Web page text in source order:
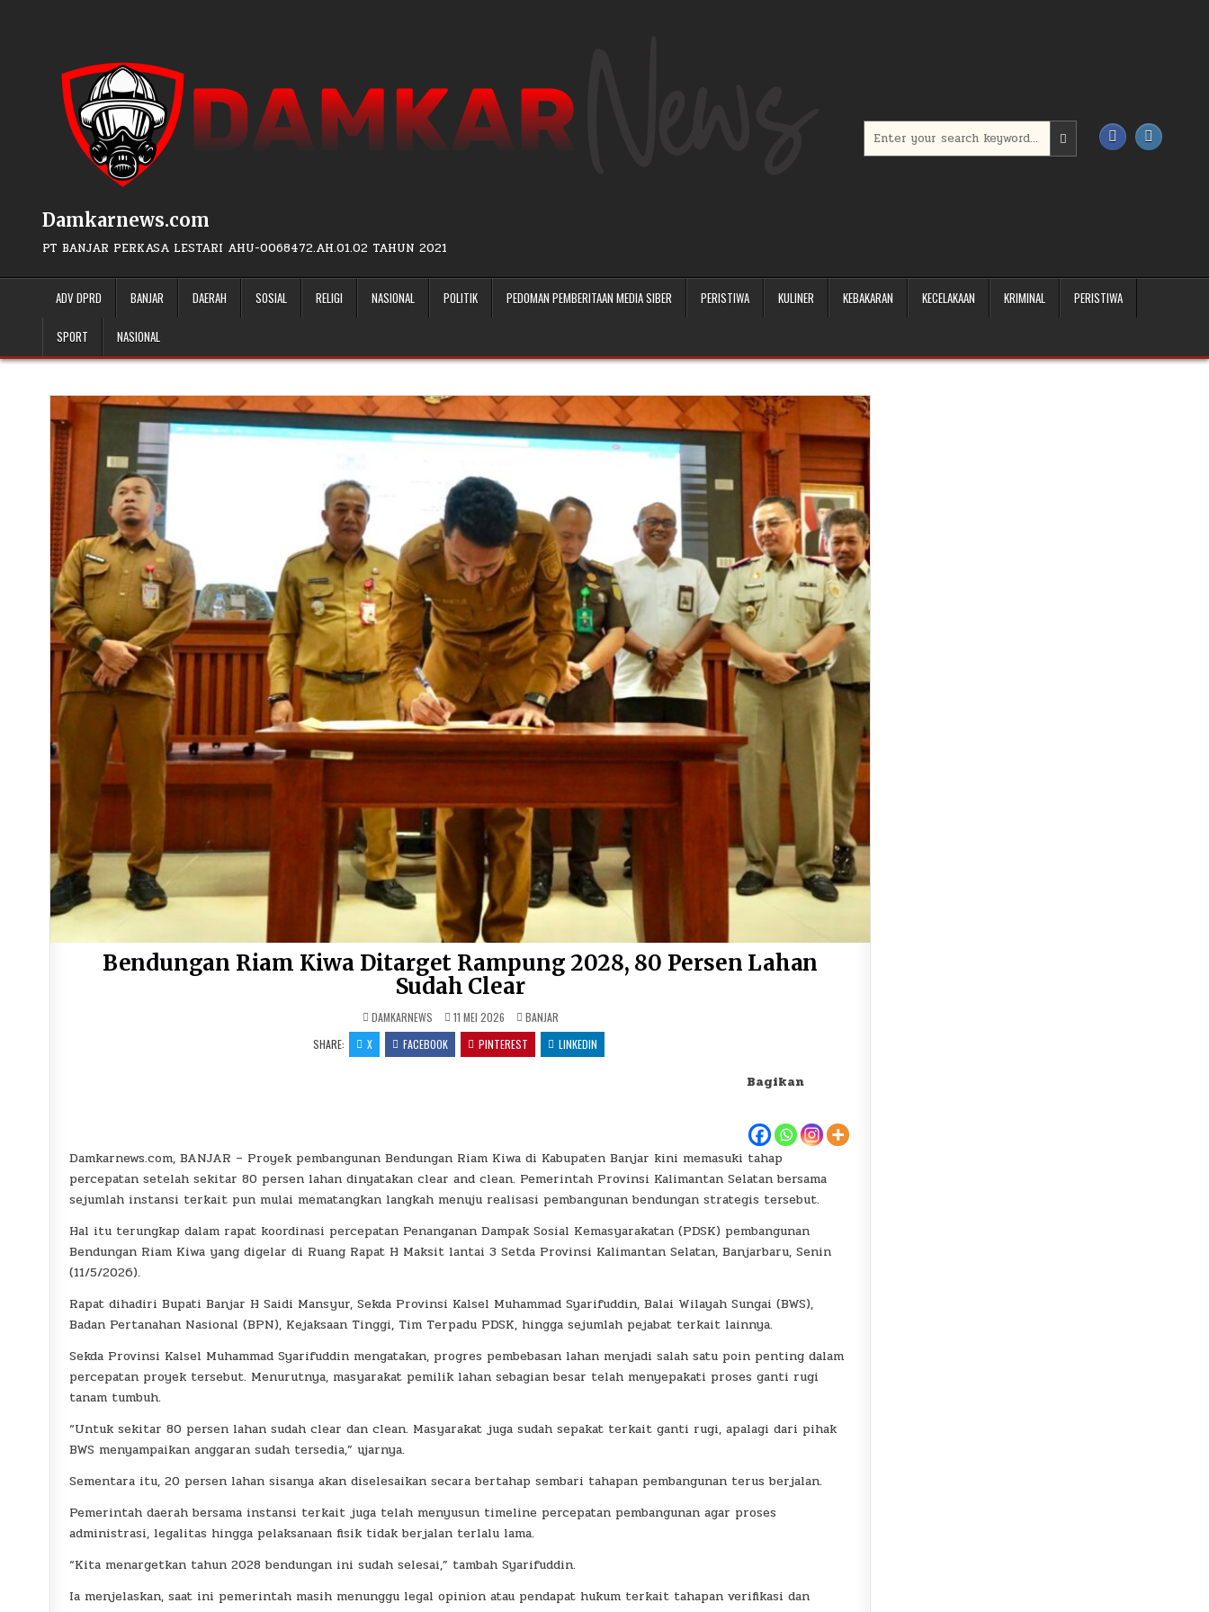
Damkarnews.com
PT BANJAR PERKASA LESTARI AHU-0068472.AH.01.02 TAHUN 2021
ADV DPRD BANJAR DAERAH SOSIAL RELIGI NASIONAL POLITIK PEDOMAN PEMBERITAAN MEDIA SIBER PERISTIWA KULINER KEBAKARAN KECELAKAAN KRIMINAL PERISTIWA
SPORT NASIONAL
Bendungan Riam Kiwa Ditarget Rampung 2028, 80 Persen Lahan
Sudah Clear
DAMKARNEWS 11 MEI 2026 POSTED IN
BANJAR
SHARE:
X FACEBOOK PINTEREST LINKEDIN
Bagikan
Damkarnews.com, BANJAR – Proyek pembangunan Bendungan Riam Kiwa di Kabupaten Banjar kini memasuki tahap
percepatan setelah sekitar 80 persen lahan dinyatakan clear and clean. Pemerintah Provinsi Kalimantan Selatan bersama
sejumlah instansi terkait pun mulai mematangkan langkah menuju realisasi pembangunan bendungan strategis tersebut.
Hal itu terungkap dalam rapat koordinasi percepatan Penanganan Dampak Sosial Kemasyarakatan (PDSK) pembangunan
Bendungan Riam Kiwa yang digelar di Ruang Rapat H Maksit lantai 3 Setda Provinsi Kalimantan Selatan, Banjarbaru, Senin
(11/5/2026).
Rapat dihadiri Bupati Banjar H Saidi Mansyur, Sekda Provinsi Kalsel Muhammad Syarifuddin, Balai Wilayah Sungai (BWS),
Badan Pertanahan Nasional (BPN), Kejaksaan Tinggi, Tim Terpadu PDSK, hingga sejumlah pejabat terkait lainnya.
Sekda Provinsi Kalsel Muhammad Syarifuddin mengatakan, progres pembebasan lahan menjadi salah satu poin penting dalam
percepatan proyek tersebut. Menurutnya, masyarakat pemilik lahan sebagian besar telah menyepakati proses ganti rugi
tanam tumbuh.
“Untuk sekitar 80 persen lahan sudah clear dan clean. Masyarakat juga sudah sepakat terkait ganti rugi, apalagi dari pihak
BWS menyampaikan anggaran sudah tersedia,” ujarnya.
Sementara itu, 20 persen lahan sisanya akan diselesaikan secara bertahap sembari tahapan pembangunan terus berjalan.
Pemerintah daerah bersama instansi terkait juga telah menyusun timeline percepatan pembangunan agar proses
administrasi, legalitas hingga pelaksanaan fisik tidak berjalan terlalu lama.
“Kita menargetkan tahun 2028 bendungan ini sudah selesai,” tambah Syarifuddin.
Ia menjelaskan, saat ini pemerintah masih menunggu legal opinion atau pendapat hukum terkait tahapan verifikasi dan